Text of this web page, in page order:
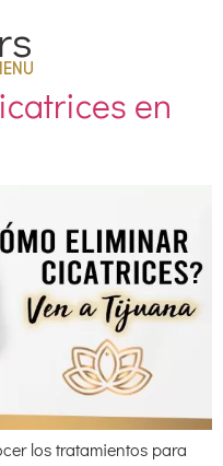
en
los tratamientos para